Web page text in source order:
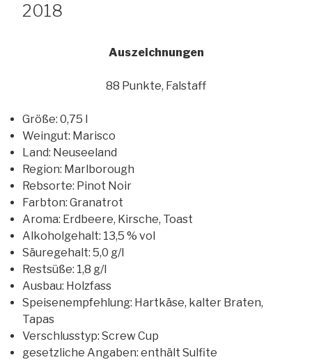
2018
Auszeichnungen
88 Punkte, Falstaff
Größe: 0,75 l
Weingut: Marisco
Land: Neuseeland
Region: Marlborough
Rebsorte: Pinot Noir
Farbton: Granatrot
Aroma: Erdbeere, Kirsche, Toast
Alkoholgehalt: 13,5 % vol
Säuregehalt: 5,0 g/l
Restsüße: 1,8 g/l
Ausbau: Holzfass
Speisenempfehlung: Hartkäse, kalter Braten,
Tapas
Verschlusstyp: Screw Cup
gesetzliche Angaben: enthält Sulfite